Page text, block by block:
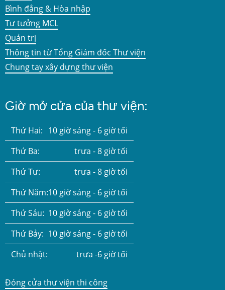
Bình đẳng & Hòa nhập
Tư tưởng MCL
Quản trị
Thông tin từ Tổng Giám đốc Thư viện
Chung tay xây dựng thư viện
Giờ mở cửa của thư viện:
Thứ Hai: 10 giờ sáng - 6 giờ tối
Thứ Ba:
trưa - 8 giờ tối
Thứ Tư:
trưa - 8 giờ tối
Thứ Năm:10 giờ sáng - 6 giờ tối
Thứ Sáu: 10 giờ sáng - 6 giờ tối
Thứ Bảy: 10 giờ sáng - 6 giờ tối
Chủ nhật:
trưa -6 giờ tối
Đóng cửa thư viện thi công